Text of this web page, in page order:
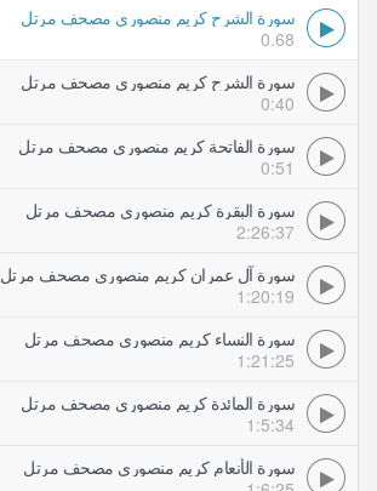
سورة الشرح كريم منصوري مصحف مرتل
0.68
سورة الشرح كريم منصوري مصحف مرتل
0:40
سورة الفاتحة كريم منصوري مصحف مرتل
0:51
سورة البقرة كريم منصوري مصحف مرتل
2:26:37
سورة آل عمران كريم منصوري مصحف مرتل
1:20:19
سورة النساء كريم منصوري مصحف مرتل
1:21:25
سورة المائدة كريم منصوري مصحف مرتل
1:5:34
سورة الأنعام كريم منصوري مصحف مرتل